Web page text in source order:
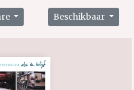
Beschikbaar